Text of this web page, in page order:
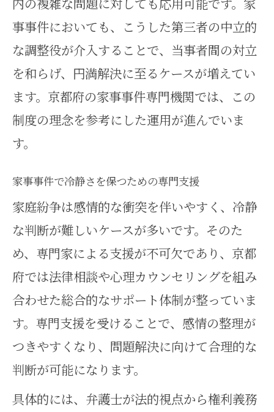
事事件においても、こうした第三者の中立的
な調整役が介入することで、当事者間の対立
を和らげ、円満解決に至るケースが増えてい
ます。京都府の家事事件専門機関では、この
制度の理念を参考にした運用が進んでいま
す。
家事事件で冷静さを保つための専門支援
家庭紛争は感情的な衝突を伴いやすく、冷静
な判断が難しいケースが多いです。そのた
め、専門家による支援が不可欠であり、京都
府では法律相談や心理カウンセリングを組み
合わせた総合的なサポート体制が整っていま
す。専門支援を受けることで、感情の整理が
つきやすくなり、問題解決に向けて合理的な
判断が可能になります。
具体的には、弁護士が法的視点から権利義務